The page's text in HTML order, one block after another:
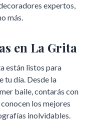
expertos,
más.
en La Grita
están listos para
tu día. Desde la
baile, contarás con
los mejores
inolvidables.